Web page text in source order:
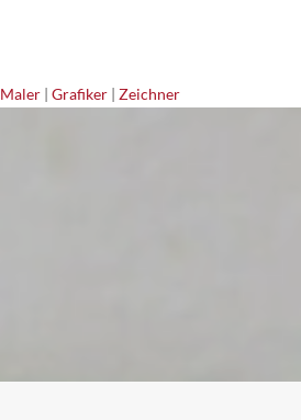
Maler | Grafiker | Zeichner